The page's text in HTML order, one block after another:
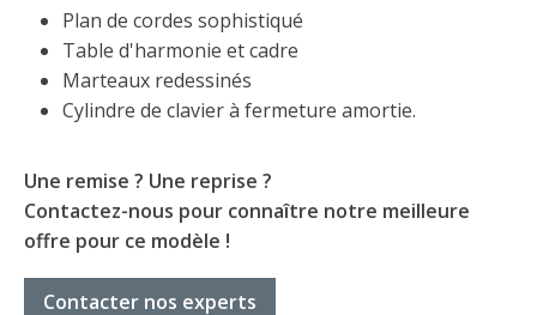
Plan de cordes sophistiqué
Table d'harmonie et cadre
Marteaux redessinés
Cylindre de clavier à fermeture amortie.
Une remise ? Une reprise ?
Contactez-nous pour connaître notre meilleure
offre pour ce modèle !
Contacter nos experts